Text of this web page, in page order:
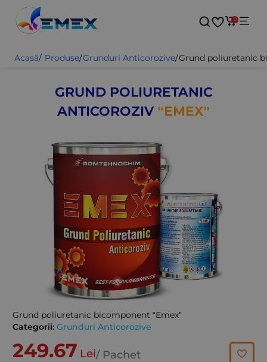
0
Acasă/ Produse/Grunduri Anticorozive/Grund poliuretanic
GRUND POLIURETANIC
ANTICOROZIV “EMEX”
Grund poliuretanic bicomponent “Emex”
Categorii: Grunduri Anticorozive
249.67 Lei/ Pachet